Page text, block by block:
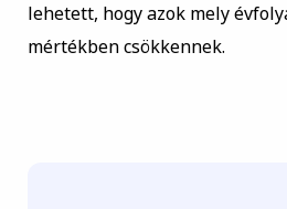
lehetett, hogy azok mely
mértékben csökkennek.